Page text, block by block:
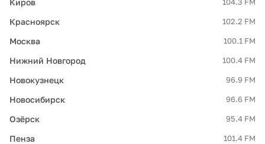
104.3 FM
Красноярск 102.2 FM
Москва 100.1 FM
Нижний Новгород 100.4 FM
Новокузнецк 96.9 FM
Новосибирск 96.6 FM
Озёрск 95.4 FM
Пенза 101.4 FM